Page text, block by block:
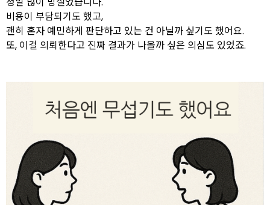
비용이 부담되기도 했고,
괜히 혼자 예민하게 판단하고 있는 건 아닐까 싶기도 했어요.
또, 이걸 의뢰한다고 진짜 결과가 나올까 싶은 의심도 있었죠.